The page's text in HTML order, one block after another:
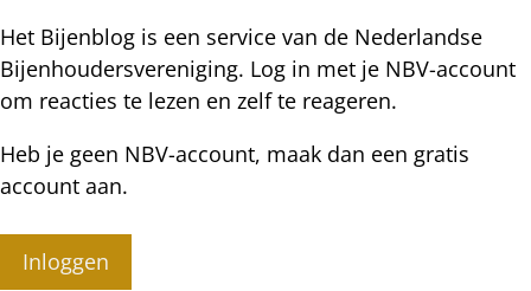
Het Bijenblog is een service van de Nederlandse
Bijenhoudersvereniging. Log in met je NBV-account
om reacties te lezen en zelf te reageren.
Heb je geen NBV-account, maak dan een gratis
account aan.
Inloggen